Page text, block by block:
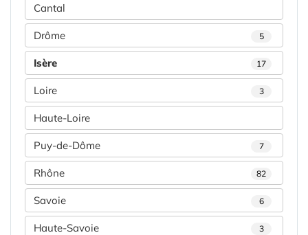
Cantal
Drôme 5
Isère 17
Loire 3
Haute-Loire
Puy-de-Dôme 7
Rhône 82
Savoie 6
Haute-Savoie 3